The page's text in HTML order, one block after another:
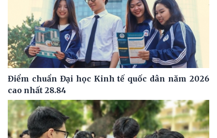
Điểm chuẩn Đại học Kinh tế quốc dân năm 2026
cao nhất 28.84